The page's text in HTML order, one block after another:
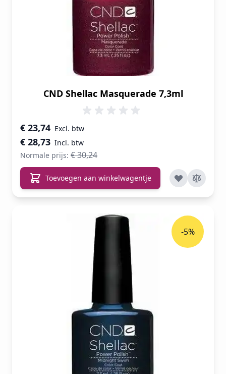
CND Shellac Masquerade 7,3ml
Speciale prijs
€ 28,73
€ 23,74
Normale prijs: € 30,24
Toevoegen aan winkelwagentje
-5%